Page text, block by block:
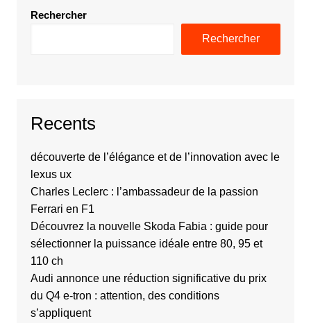
Rechercher
Rechercher
Recents
découverte de l’élégance et de l’innovation avec le
lexus ux
Charles Leclerc : l’ambassadeur de la passion
Ferrari en F1
Découvrez la nouvelle Skoda Fabia : guide pour
sélectionner la puissance idéale entre 80, 95 et
110 ch
Audi annonce une réduction significative du prix
du Q4 e-tron : attention, des conditions
s’appliquent